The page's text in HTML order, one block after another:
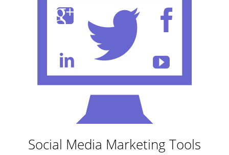
Social Media Marketing Tools